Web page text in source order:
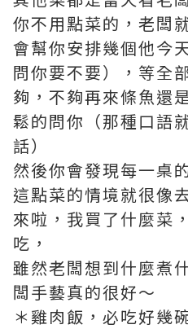
你不用點菜的，老闆
會幫你安排幾個他今
問你要不要），等全
夠，不夠再來條魚還
鬆的問你（那種口語
話）
然後你會發現每一桌
這點菜的情境就很像
來啦，我買了什麼菜
吃，
雖然老闆想到什麼煮
闆手藝真的很好～
＊雞肉飯，必吃好幾